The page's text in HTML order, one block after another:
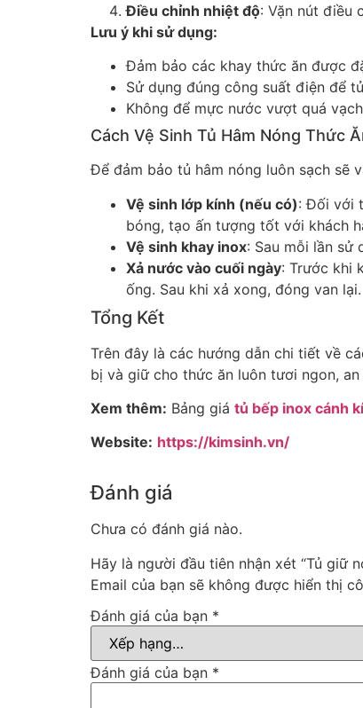
Điều chỉnh nhiệt độ: Vặn nút điều
Lưu ý khi sử dụng:
Đảm bảo các khay thức ăn được
Sử dụng đúng công suất điện để
Không để mực nước vượt quá
Cách Vệ Sinh Tủ Hâm Nóng Thức
Để đảm bảo tủ hâm nóng luôn sạch sẽ
Vệ sinh lớp kính (nếu có): Đối với
bóng, tạo ấn tượng tốt với khách
Vệ sinh khay inox: Sau mỗi lần sử
Xả nước vào cuối ngày: Trước khi
ống. Sau khi xả xong, đóng van lại.
Tổng Kết
Trên đây là các hướng dẫn chi tiết về
bị và giữ cho thức ăn luôn tươi ngon,
Xem thêm: Bảng giá tủ bếp inox cánh
Website: https://kimsinh.vn/
Đánh giá
Chưa có đánh giá nào.
Hãy là người đầu tiên nhận xét “Tủ giữ
Email của bạn sẽ không được hiển thị
Đánh giá của bạn *
Đánh giá của bạn *